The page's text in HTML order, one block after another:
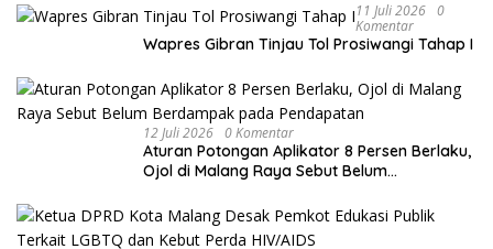
11 Juli 2026 0
Komentar
Wapres Gibran Tinjau Tol Prosiwangi Tahap I
12 Juli 2026 0 Komentar
Aturan Potongan Aplikator 8 Persen Berlaku,
Ojol di Malang Raya Sebut Belum